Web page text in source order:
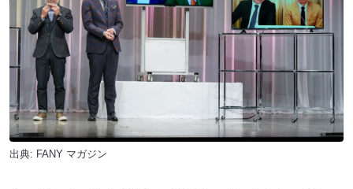
出典: FANY マガジン